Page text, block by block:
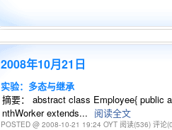
2008年10月21日
实验：多态与继承
摘要： abstract class Employee{ public
nthWorker extends... 阅读全文
POSTED @ 2008-10-21 19:24 OYT 阅读(536) 评论